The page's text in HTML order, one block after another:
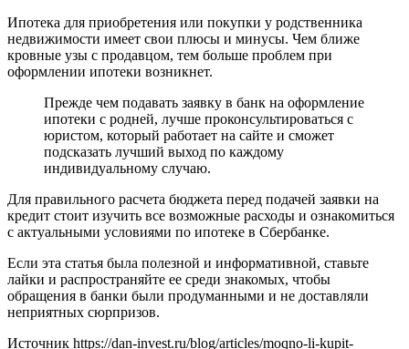
Ипотека для приобретения или покупки у родственника
недвижимости имеет свои плюсы и минусы. Чем ближе
кровные узы с продавцом, тем больше проблем при
оформлении ипотеки возникнет.
Прежде чем подавать заявку в банк на оформление
ипотеки с родней, лучше проконсультироваться с
юристом, который работает на сайте и сможет
подсказать лучший выход по каждому
индивидуальному случаю.
Для правильного расчета бюджета перед подачей заявки на
кредит стоит изучить все возможные расходы и ознакомиться
с актуальными условиями по ипотеке в Сбербанке.
Если эта статья была полезной и информативной, ставьте
лайки и распространяйте ее среди знакомых, чтобы
обращения в банки были продуманными и не доставляли
неприятных сюрпризов.
Источник https://dan-invest.ru/blog/articles/moqno-li-kupit-